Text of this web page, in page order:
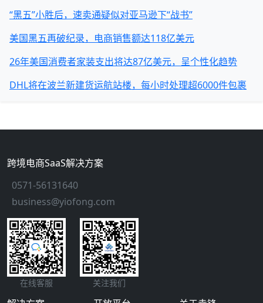
“黑五”小胜后，速卖通疑似对亚马逊下“战书”
美国黑五再破纪录，电商销售额达118亿美元
26年美国消费者家装支出将达87亿美元，呈个性化趋势
DHL将在波兰新建货运航站楼，每小时处理超6000件包裹
跨境电商SaaS解决方案
0571-56131640
business@yiofong.com
在线客服 关注我们